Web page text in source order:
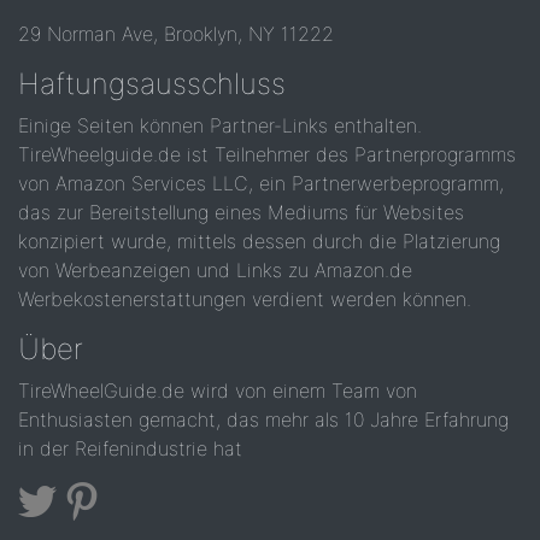
29 Norman Ave, Brooklyn, NY 11222
Haftungsausschluss
Einige Seiten können Partner-Links enthalten.
TireWheelguide.de ist Teilnehmer des Partnerprogramms
von Amazon Services LLC, ein Partnerwerbeprogramm,
das zur Bereitstellung eines Mediums für Websites
konzipiert wurde, mittels dessen durch die Platzierung
von Werbeanzeigen und Links zu Amazon.de
Werbekostenerstattungen verdient werden können.
Über
TireWheelGuide.de wird von einem Team von
Enthusiasten gemacht, das mehr als 10 Jahre Erfahrung
in der Reifenindustrie hat